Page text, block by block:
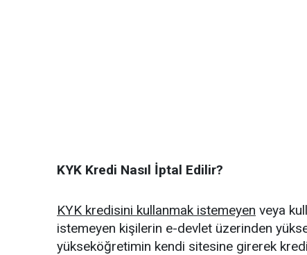
KYK Kredi Nasıl İptal Edilir?
KYK kredisini kullanmak istemeyen veya
istemeyen kişilerin e-devlet üzerinden
yükseköğretimin kendi sitesine girerek